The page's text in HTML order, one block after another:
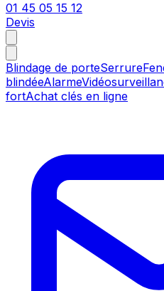
01 45 05 15 12
Devis
Blindage de porteSerrure
blindéeAlarme
fortAchat clés en ligne